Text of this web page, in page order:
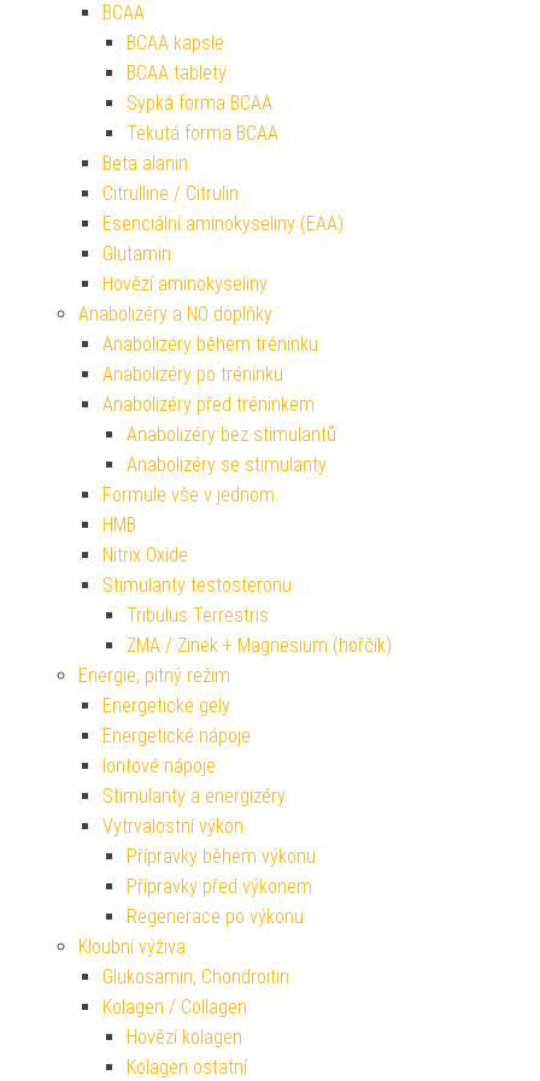
BCAA
BCAA kapsle
BCAA tablety
Sypká forma BCAA
Tekutá forma BCAA
Beta alanin
Citrulline / Citrulin
Esenciální aminokyseliny (EAA)
Glutamin
Hovězí aminokyseliny
Anabolizéry a NO doplňky
Anabolizéry během tréninku
Anabolizéry po tréninku
Anabolizéry před tréninkem
Anabolizéry bez stimulantů
Anabolizéry se stimulanty
Formule vše v jednom
HMB
Nitrix Oxide
Stimulanty testosteronu
Tribulus Terrestris
ZMA / Zinek + Magnesium (hořčík)
Energie, pitný režim
Energetické gely
Energetické nápoje
Iontové nápoje
Stimulanty a energizéry
Vytrvalostní výkon
Přípravky během výkonu
Přípravky před výkonem
Regenerace po výkonu
Kloubní výživa
Glukosamin, Chondroitin
Kolagen / Collagen
Hovězí kolagen
Kolagen ostatní